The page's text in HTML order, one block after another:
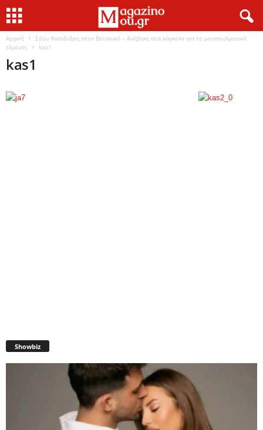
Αρχική
Σόου Κασιδιάρη στον Βοτανικό – Ανέβηκε στα κάγκελα για το μουσουλμανικό
τέμενος
kas1
kas1
Showbiz